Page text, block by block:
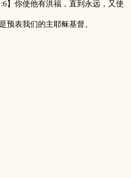
你使他有洪福，直到永远，又使
表我们的主耶稣基督。